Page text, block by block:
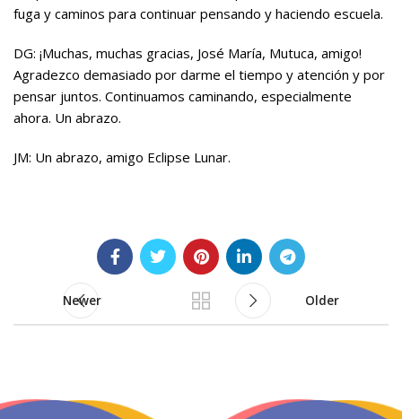
fuga y caminos para continuar pensando y haciendo escuela.
DG: ¡Muchas, muchas gracias, José María, Mutuca, amigo!
Agradezco demasiado por darme el tiempo y atención y por
pensar juntos. Continuamos caminando, especialmente
ahora. Un abrazo.
JM: Un abrazo, amigo Eclipse Lunar.
Newer Older